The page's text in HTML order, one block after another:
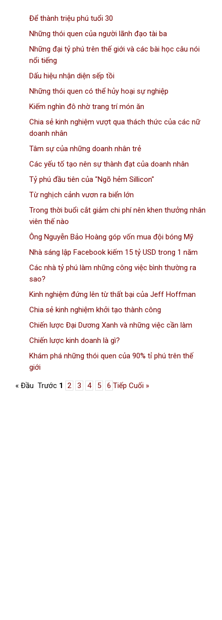
Để thành triệu phú tuổi 30
Những thói quen của người lãnh đạo tài ba
Những đại tỷ phú trên thế giới và các bài học câu nói
nổi tiếng
Dấu hiệu nhận diện sếp tồi
Những thói quen có thể hủy hoại sự nghiệp
Kiếm nghìn đô nhờ trang trí món ăn
Chia sẻ kinh nghiệm vượt qua thách thức của các nữ
doanh nhân
Tâm sự của những doanh nhân trẻ
Các yếu tố tạo nên sự thành đạt của doanh nhân
Tỷ phú đầu tiên của "Ngõ hẻm Sillicon"
Từ nghịch cảnh vươn ra biển lớn
Trong thời buổi cắt giảm chi phí nên khen thưởng nhân
viên thế nào
Ông Nguyễn Bảo Hoàng góp vốn mua đội bóng Mỹ
Nhà sáng lập Facebook kiếm 15 tỷ USD trong 1 năm
Các nhà tỷ phú làm những công việc bình thường ra
sao?
Kinh nghiệm đứng lên từ thất bại của Jeff Hoffman
Chia sẻ kinh nghiệm khởi tạo thành công
Chiến lược Đại Dương Xanh và những việc cần làm
Chiến lược kinh doanh là gì?
Khám phá những thói quen của 90% tỉ phú trên thế
giới
« Đầu Trước 1 2 3 4 5 6 Tiếp Cuối »